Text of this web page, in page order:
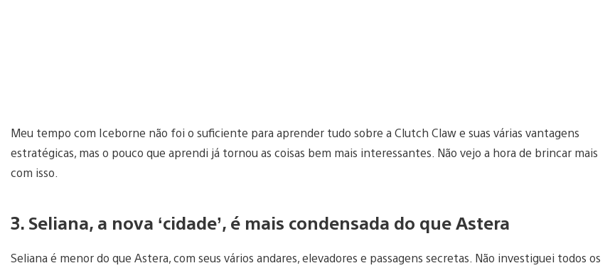
Meu tempo com Iceborne não foi o suficiente para aprender tudo sobre a Clutch Claw e suas várias vantagens
estratégicas, mas o pouco que aprendi já tornou as coisas bem mais interessantes. Não vejo a hora de brincar mais
com isso.
3. Seliana, a nova ‘cidade’, é mais condensada do que Astera
Seliana é menor do que Astera, com seus vários andares, elevadores e passagens secretas. Não investiguei todos os